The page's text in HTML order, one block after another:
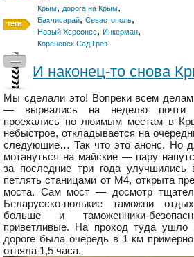
Крым, дорога на Крым,
Бахчисарай, Севастополь,
Новый Херсонес, Инкерман,
Кореновск Сад Грез.
—
И наконец-то снова
Мы сделали это! Вопреки всем
— вырвались на неделю почти
проехались по люимым местам в
небыстрое, откладывается на
следующие… Так что это анонс. Но
мотануться на майские — пару
за последние три года улучшились
петлять станицами от М4, открыта
моста. Сам мост — досмотр
Беларусско-полькие таможни
больше и таможенники-
приветливые. На проход туда ушло
дороге была очередь в 1 км
отняла 1,5 часа.